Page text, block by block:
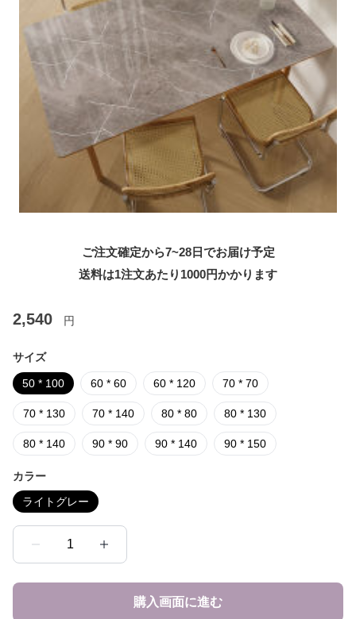
ご注文確定から7~28日でお届け予定
送料は1注文あたり 1000円かかります
2,540 円
サイズ
50 * 100 60 * 60 60 * 120 70 * 70
70 * 130 70 * 140 80 * 80 80 * 130
80 * 140 90 * 90 90 * 140 90 * 150
カラー
ライトグレー
1
購入画面に進む